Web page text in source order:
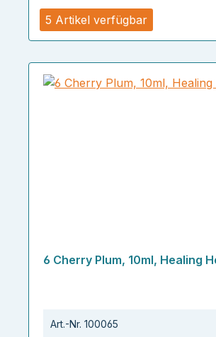
5 Artikel verfügbar
6 Cherry Plum, 10ml, Healing
Art.-Nr. 100065